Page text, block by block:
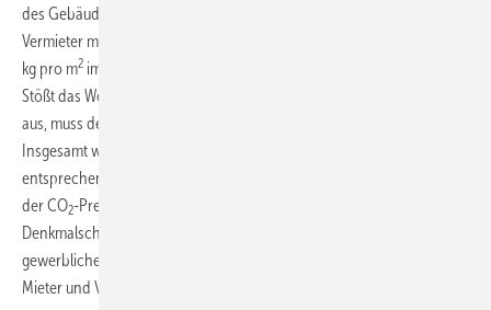
des Gebäudes ist, desto geringer ist auch der Anteil, den der
Vermieter mit zu tragen hat. Liegt der CO
kg pro m2 im Jahr muss der Vermieter 90 % der Abgabe übernehmen.
Stößt das Wohngebäude weniger als 12 kg pro Quadratmeter im Jahr
aus, muss der Mieter wie bisher die gesamte CO
Insgesamt wird der Ausstoß in zehn Klassen eingestuft und
entsprechend zwischen Mieter und Vermieter aufgeteilt. Bis 2025 wird
der CO2-Preis pro Tonne jährlich um 10 Euro steigen. Mietobjekte mit
Denkmalschutz sind zunächst von der Regelung ausgenommen. Für
gewerbliche Immobilien gilt vorerst eine 50/50-Aufteilung zwischen
Mieter und Vermieter.